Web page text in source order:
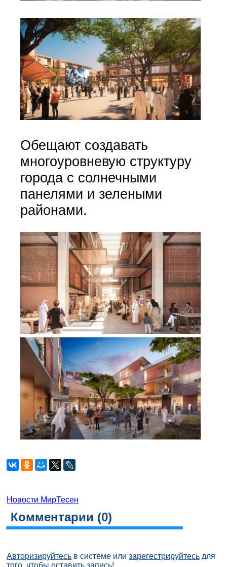
Обещают создавать
многоуровневую структуру
города с солнечными
панелями и зелеными
районами.
Новости МирТесен
Комментарии (0)
Авторизируйтесь в системе илизарегестрируйтесь для
того, чтобы оставить запись!